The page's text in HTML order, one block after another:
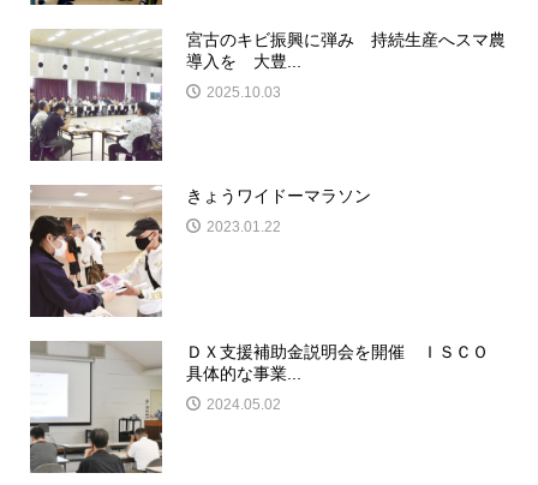
宮古のキビ振興に弾み 持続生産へスマ農
導入を 大豊...
2025.10.03
きょうワイドーマラソン
2023.01.22
ＤＸ支援補助金説明会を開催 ＩＳＣＯ
具体的な事業...
2024.05.02